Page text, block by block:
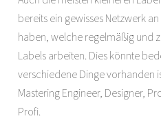
bereits ein gewisses Netzwerk
haben, welche regelmäßig und
Labels arbeiten. Dies könnte
verschiedene Dinge vorhanden
Mastering Engineer, Designer,
Profi.